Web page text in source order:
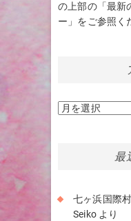
の上部の「最新
ー」をご参照く
ア
最
七ヶ浜国際
Seiko より